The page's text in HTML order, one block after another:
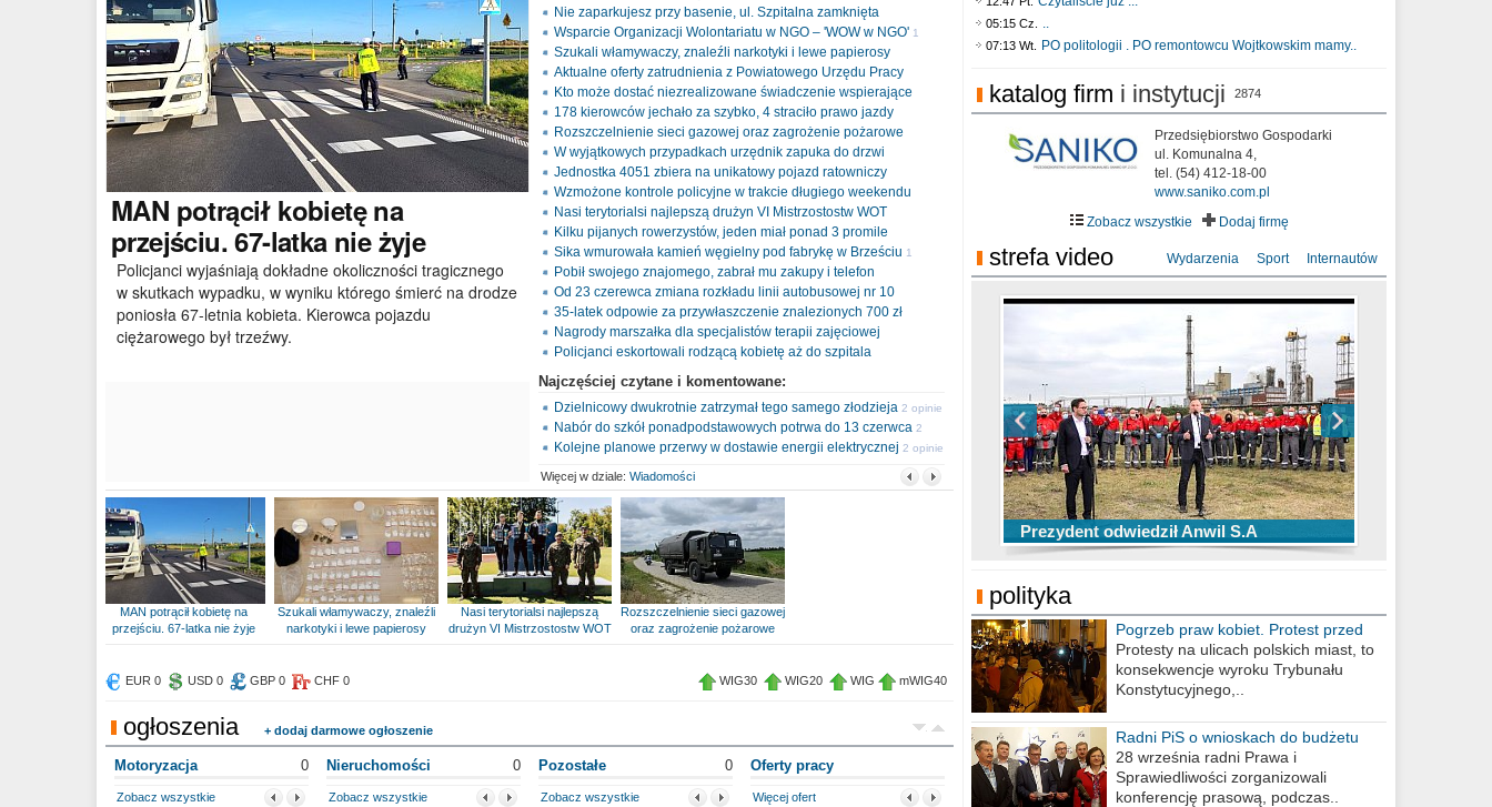
MAN potrącił kobietę na
przejściu. 67-latka nie żyje
Policjanci wyjaśniają dokładne okoliczności tragicznego
w skutkach wypadku, w wyniku którego śmierć na drodze
poniosła 67-letnia kobieta. Kierowca pojazdu
ciężarowego był trzeźwy.
Nie zaparkujesz przy basenie, ul. Szpitalna zamknięta
Wsparcie Organizacji Wolontariatu w NGO – 'WOW w NGO' 1
opinia
Szukali włamywaczy, znaleźli narkotyki i lewe papierosy
Aktualne oferty zatrudnienia z Powiatowego Urzędu Pracy
Kto może dostać niezrealizowane świadczenie wspierające
178 kierowców jechało za szybko, 4 straciło prawo jazdy
Rozszczelnienie sieci gazowej oraz zagrożenie pożarowe
W wyjątkowych przypadkach urzędnik zapuka do drzwi
Jednostka 4051 zbiera na unikatowy pojazd ratowniczy
Wzmożone kontrole policyjne w trakcie długiego weekendu
Nasi terytorialsi najlepszą drużyn VI Mistrzostostw WOT
Kilku pijanych rowerzystów, jeden miał ponad 3 promile
Sika wmurowała kamień węgielny pod fabrykę w Brześciu 1
opinia
Pobił swojego znajomego, zabrał mu zakupy i telefon
Od 23 czerewca zmiana rozkładu linii autobusowej nr 10
35-latek odpowie za przywłaszczenie znalezionych 700 zł
Nagrody marszałka dla specjalistów terapii zajęciowej
Policjanci eskortowali rodzącą kobietę aż do szpitala
Najczęściej czytane i komentowane:
Dzielnicowy dwukrotnie zatrzymał tego samego złodzieja 2 opinie
Nabór do szkół ponadpodstawowych potrwa do 13 czerwca 2
opinie
Kolejne planowe przerwy w dostawie energii elektrycznej 2 opinie
Więcej w dziale: Wiadomości
MAN potrącił kobietę na
przejściu. 67-latka nie żyje
Szukali włamywaczy, znaleźli
narkotyki i lewe papierosy
Nasi terytorialsi najlepszą
drużyn VI Mistrzostostw WOT
Rozszczelnienie sieci gazowej
oraz zagrożenie pożarowe
EUR 0 USD 0 GBP 0 CHF 0 WIG30 WIG20 WIG mWIG40
ogłoszenia + dodaj darmowe ogłoszenie
Motoryzacja 0
Zobacz wszystkie
Nieruchomości 0
Zobacz wszystkie
Pozostałe 0
Zobacz wszystkie
Oferty pracy
Więcej ofert
05:15 Cz. ..
07:13 Wt. PO politologii . PO remontowcu Wojtkowskim mamy..
katalog firm i instytucji 2874
Przedsiębiorstwo Gospodarki
ul. Komunalna 4,
tel. (54) 412-18-00
www.saniko.com.pl
Zobacz wszystkie
Dodaj firmę
strefa video Wydarzenia Sport Internautów
Prezydent odwiedził Anwil S.A
TOP 10 przechwytów Anwilu Włocławek
w EBL w sezonie 2019/2020
TOP 5 rzutów Anwilu Włocławek w BCL
w sezonie 2019/2020
Ni To Ponk - W oczach mamy strach
sixf33t .Last Year DRONE FOOTAGE
Włocławek
XXIII Sesja Rady Miasta Włocławek VIII
kadencji w dniu 09.06.2020 r.
polityka
Pogrzeb praw kobiet. Protest przed
biurem poselskim PiS
Protesty na ulicach polskich miast, to
konsekwencje wyroku Trybunału
Konstytucyjnego,..
Radni PiS o wnioskach do budżetu
miasta na 2021 rok
28 września radni Prawa i
Sprawiedliwości zorganizowali
konferencję prasową, podczas..